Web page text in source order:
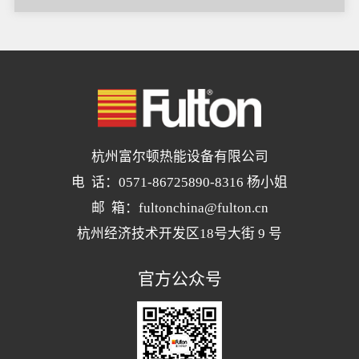
杭州富尔顿热能设备有限公司
电 话：0571-86725890-8316 杨小姐
邮 箱：fultonchina@fulton.cn
杭州经济技术开发区18号大街 9 号
官方公众号